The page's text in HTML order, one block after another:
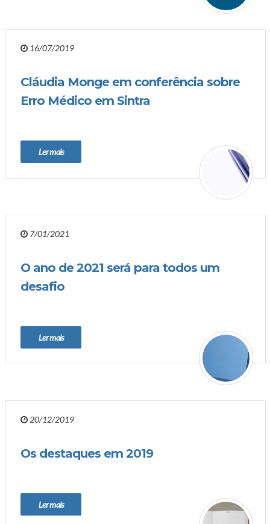
16/07/2019
Cláudia Monge em conferência sobre
Erro Médico em Sintra
Ler mais
7/01/2021
O ano de 2021 será para todos um
desafio
Ler mais
20/12/2019
Os destaques em 2019
Ler mais